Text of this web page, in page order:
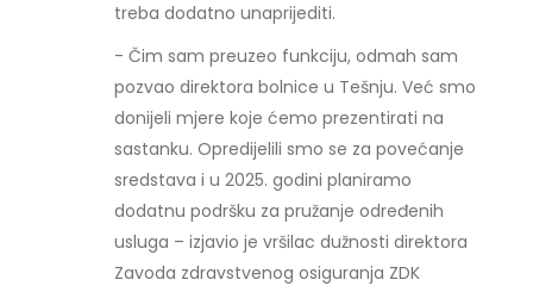
treba dodatno unaprijediti.
- Čim sam preuzeo funkciju, odmah sam
pozvao direktora bolnice u Tešnju. Već smo
donijeli mjere koje ćemo prezentirati na
sastanku. Opredijelili smo se za povećanje
sredstava i u 2025. godini planiramo
dodatnu podršku za pružanje određenih
usluga – izjavio je vršilac dužnosti direktora
Zavoda zdravstvenog osiguranja ZDK